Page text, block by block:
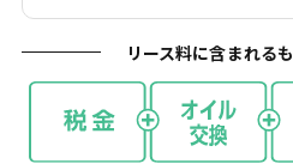
リース料に含まれる